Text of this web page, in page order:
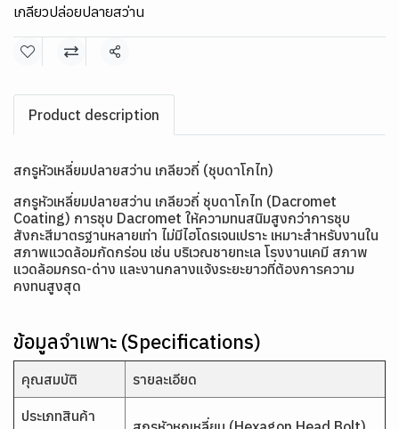
เกลียวปล่อยปลายสว่าน
แชร์
Product description
สกรูหัวเหลี่ยมปลายสว่าน เกลียวถี่ (ชุบดาโกไท)
สกรูหัวเหลี่ยมปลายสว่าน เกลียวถี่ ชุบดาโกไท (Dacromet
Coating) การชุบ Dacromet ให้ความทนสนิมสูงกว่าการชุบ
สังกะสีมาตรฐานหลายเท่า ไม่มีไฮโดรเจนเปราะ เหมาะสำหรับงานใน
สภาพแวดล้อมกัดกร่อน เช่น บริเวณชายทะเล โรงงานเคมี สภาพ
แวดล้อมกรด-ด่าง และงานกลางแจ้งระยะยาวที่ต้องการความ
คงทนสูงสุด
ข้อมูลจำเพาะ (Specifications)
คุณสมบัติ รายละเอียด
ประเภทสินค้า